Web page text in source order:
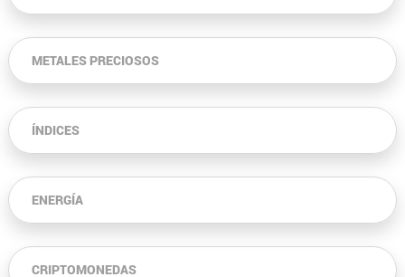
METALES PRECIOSOS
ÍNDICES
ENERGÍA
CRIPTOMONEDAS